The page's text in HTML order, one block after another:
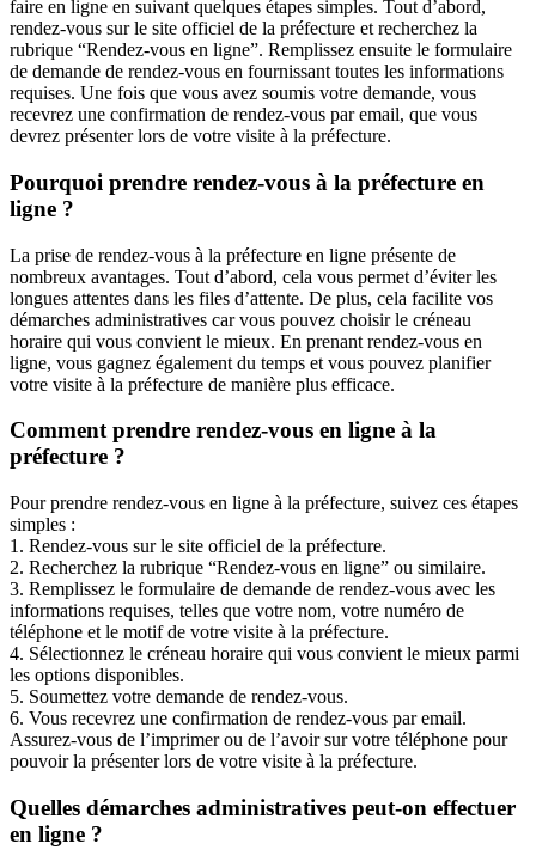
faire en ligne en suivant quelques étapes simples. Tout d’abord,
rendez-vous sur le site officiel de la préfecture et recherchez la
rubrique “Rendez-vous en ligne”. Remplissez ensuite le formulaire
de demande de rendez-vous en fournissant toutes les informations
requises. Une fois que vous avez soumis votre demande, vous
recevrez une confirmation de rendez-vous par email, que vous
devrez présenter lors de votre visite à la préfecture.
Pourquoi prendre rendez-vous à la préfecture en
ligne ?
La prise de rendez-vous à la préfecture en ligne présente de
nombreux avantages. Tout d’abord, cela vous permet d’éviter les
longues attentes dans les files d’attente. De plus, cela facilite vos
démarches administratives car vous pouvez choisir le créneau
horaire qui vous convient le mieux. En prenant rendez-vous en
ligne, vous gagnez également du temps et vous pouvez planifier
votre visite à la préfecture de manière plus efficace.
Comment prendre rendez-vous en ligne à la
préfecture ?
Pour prendre rendez-vous en ligne à la préfecture, suivez ces étapes
simples :
1. Rendez-vous sur le site officiel de la préfecture.
2. Recherchez la rubrique “Rendez-vous en ligne” ou similaire.
3. Remplissez le formulaire de demande de rendez-vous avec les
informations requises, telles que votre nom, votre numéro de
téléphone et le motif de votre visite à la préfecture.
4. Sélectionnez le créneau horaire qui vous convient le mieux parmi
les options disponibles.
5. Soumettez votre demande de rendez-vous.
6. Vous recevrez une confirmation de rendez-vous par email.
Assurez-vous de l’imprimer ou de l’avoir sur votre téléphone pour
pouvoir la présenter lors de votre visite à la préfecture.
Quelles démarches administratives peut-on effectuer
en ligne ?